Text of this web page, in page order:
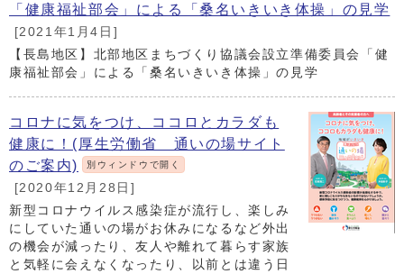
「健康福祉部会」による「桑名いきいき体操」の見学
[2021年1月4日]
【長島地区】北部地区まちづくり協議会設立準備委員会「健
康福祉部会」による「桑名いきいき体操」の見学
コロナに気をつけ、ココロとカラダも
健康に！(厚生労働省 通いの場サイト
のご案内)
別ウィンドウで開く
[2020年12月28日]
新型コロナウイルス感染症が流行し、楽しみ
にしていた通いの場がお休みになるなど外出
の機会が減ったり、友人や離れて暮らす家族
と気軽に会えなくなったり、以前とは違う日